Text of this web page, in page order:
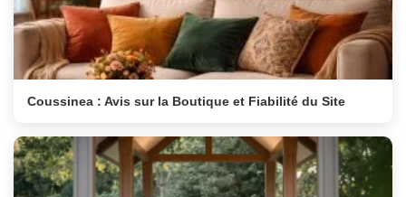
Coussinea : Avis sur la Boutique et Fiabilité du Site